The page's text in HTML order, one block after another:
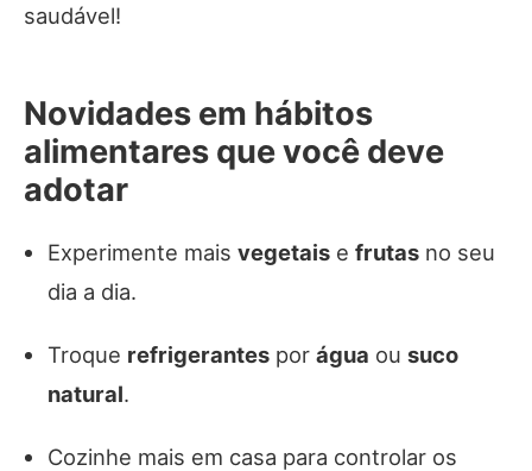
saudável!
Novidades em hábitos
alimentares que você deve
adotar
Experimente mais vegetais e frutas no seu
dia a dia.
Troque refrigerantes por água ou suco
natural.
Cozinhe mais em casa para controlar os